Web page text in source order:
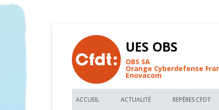
UES OBS
OBS SA
Orange Cyberdefense
Enovacom
ACCUEIL ACTUALITÉ REPÈRES CFDT